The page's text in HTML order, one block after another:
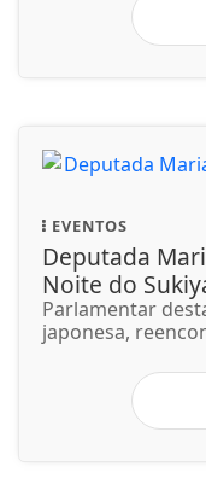
EVENTOS
Deputada
Noite do
Parlamentar
japonesa,